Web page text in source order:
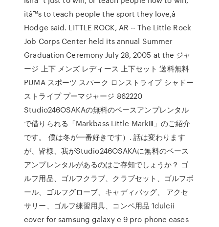
itâ™s to teach people the sport they love,â
Hodge said. LITTLE ROCK, AR -- The Little Rock
Job Corps Center held its annual Summer
Graduation Ceremony July 28, 2005 at the ジャ
ージ 上下 メンズ レディース 上下セット 送料無料
PUMA スポーツ スパーク ロンストライプ シャドー
ストライプ プーマジャージ 862220
Studio246OSAKAの無料のベースアンプレンタル
で借りられる「Markbass Little MarkⅢ」のご紹介
です。 僕は冬が一番好きです）. 話は変わります
が、皆様、我がStudio246OSAKAに無料のベース
アンプレンタルがあるのはご存知でしょうか？ ゴ
ルフ用品、ゴルフクラブ、クラブセット、ゴルフボ
ール、ゴルフグローブ、キャディバッグ、 アクセ
サリー、ゴルフ練習用具、コンペ用品 1dulcii
cover for samsung galaxy c 9 pro phone cases